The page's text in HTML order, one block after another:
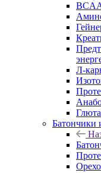
Л-
Батончики